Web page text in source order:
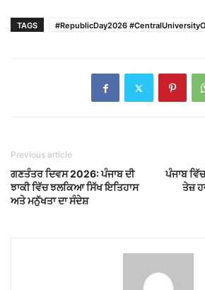
TAGS #RepublicDay2026
Previous article
ਗਣਤੰਤਰ ਦਿਵਸ 2026: ਪੰਜਾਬ ਦੀ
ਝਾਕੀ ਵਿੱਚ ਝਲਕਿਆ ਸਿੱਖ ਇਤਿਹਾਸ
ਅਤੇ ਮਨੁੱਖਤਾ ਦਾ ਸੰਦੇਸ਼
ਪੰਜਾਬ
ਤੇਜ਼